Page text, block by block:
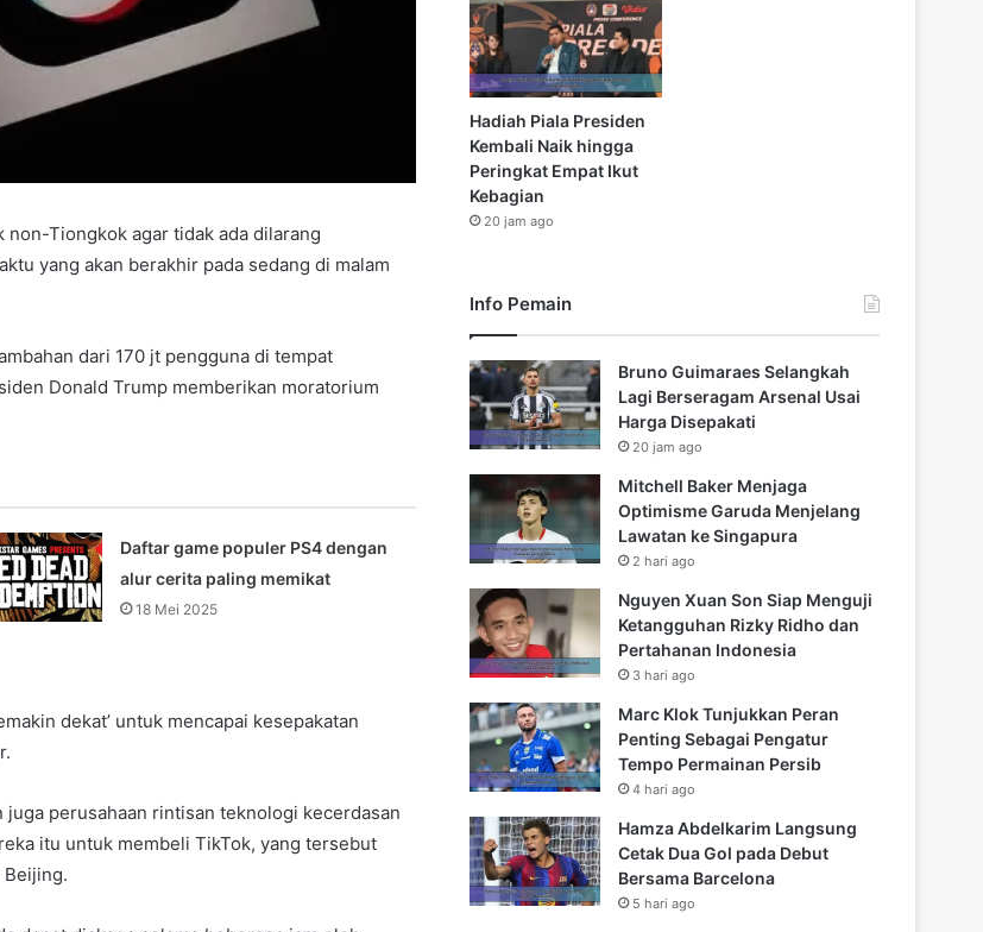
Tiongkok agar tidak ada dilarang
yang akan berakhir pada sedang di malam
dari 170 jt pengguna di tempat
Donald Trump memberikan moratorium
Daftar game populer PS4 dengan
alur cerita paling memikat
18 Mei 2025
dekat’ untuk mencapai kesepakatan
perusahaan rintisan teknologi kecerdasan
itu untuk membeli TikTok, yang tersebut
Hadiah Piala Presiden
Kembali Naik hingga
Peringkat Empat Ikut
Kebagian
20 jam ago
Info Pemain
Bruno Guimaraes Selangkah
Lagi Berseragam Arsenal Usai
Harga Disepakati
20 jam ago
Mitchell Baker Menjaga
Optimisme Garuda Menjelang
Lawatan ke Singapura
2 hari ago
Nguyen Xuan Son Siap Menguji
Ketangguhan Rizky Ridho dan
Pertahanan Indonesia
3 hari ago
Marc Klok Tunjukkan Peran
Penting Sebagai Pengatur
Tempo Permainan Persib
4 hari ago
Hamza Abdelkarim Langsung
Cetak Dua Gol pada Debut
Bersama Barcelona
5 hari ago